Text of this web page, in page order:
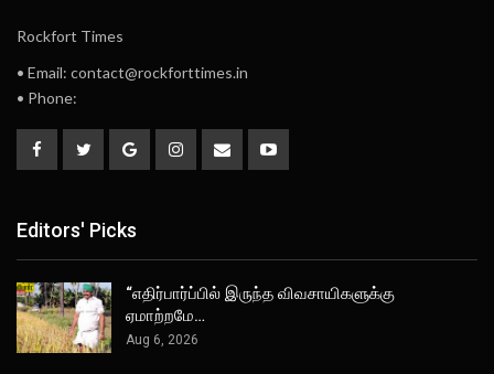
Rockfort Times
• Email: contact@rockforttimes.in
• Phone:
Editors' Picks
“எதிர்பார்ப்பில் இருந்த விவசாயிகளுக்கு
ஏமாற்றமே…
Aug 6, 2026